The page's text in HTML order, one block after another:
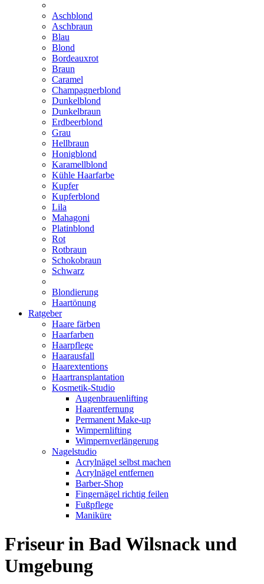
Aschblond
Aschbraun
Blau
Blond
Bordeauxrot
Braun
Caramel
Champagnerblond
Dunkelblond
Dunkelbraun
Erdbeerblond
Grau
Hellbraun
Honigblond
Karamellblond
Kühle Haarfarbe
Kupfer
Kupferblond
Lila
Mahagoni
Platinblond
Rot
Rotbraun
Schokobraun
Schwarz
Blondierung
Haartönung
Ratgeber
Haare färben
Haarfarben
Haarpflege
Haarausfall
Haarextentions
Haartransplantation
Kosmetik-Studio
Augenbrauenlifting
Haarentfernung
Permanent Make-up
Wimpernlifting
Wimpernverlängerung
Nagelstudio
Acrylnägel selbst machen
Acrylnägel entfernen
Barber-Shop
Fingernägel richtig feilen
Fußpflege
Maniküre
Friseur in Bad Wilsnack und
Umgebung